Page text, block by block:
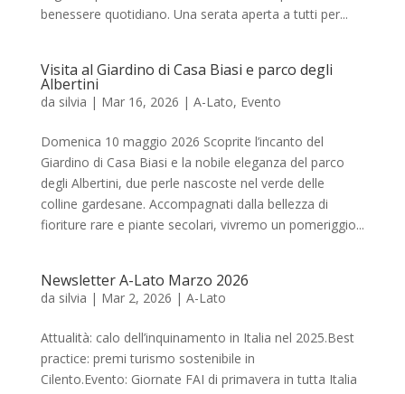
benessere quotidiano. Una serata aperta a tutti per...
Visita al Giardino di Casa Biasi e parco degli
Albertini
da silvia | Mar 16, 2026 | A-Lato, Evento
Domenica 10 maggio 2026 Scoprite l’incanto del
Giardino di Casa Biasi e la nobile eleganza del parco
degli Albertini, due perle nascoste nel verde delle
colline gardesane. Accompagnati dalla bellezza di
fioriture rare e piante secolari, vivremo un pomeriggio...
Newsletter A-Lato Marzo 2026
da silvia | Mar 2, 2026 | A-Lato
Attualità: calo dell’inquinamento in Italia nel 2025.Best
practice: premi turismo sostenibile in
Cilento.Evento: Giornate FAI di primavera in tutta Italia